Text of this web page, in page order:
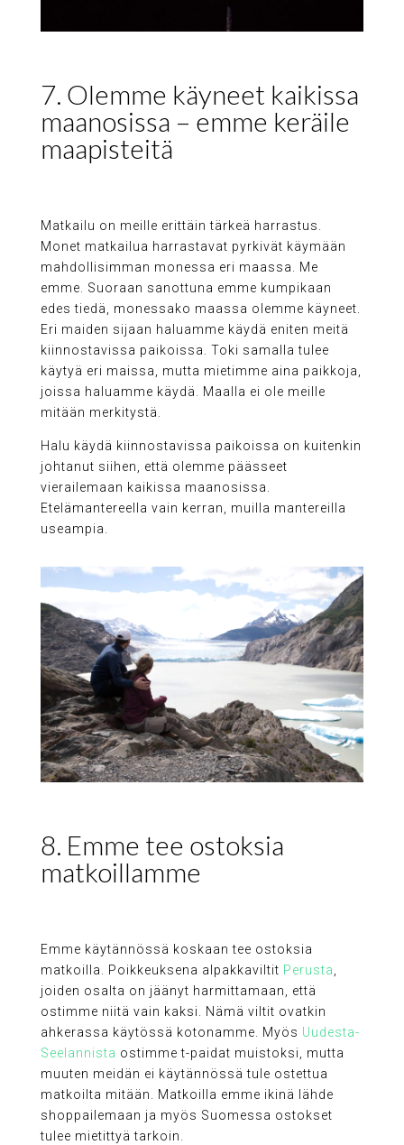
7. Olemme käyneet kaikissa
maanosissa – emme keräile
maapisteitä
Matkailu on meille erittäin tärkeä harrastus.
Monet matkailua harrastavat pyrkivät käymään
mahdollisimman monessa eri maassa. Me
emme. Suoraan sanottuna emme kumpikaan
edes tiedä, monessako maassa olemme käyneet.
Eri maiden sijaan haluamme käydä eniten meitä
kiinnostavissa paikoissa. Toki samalla tulee
käytyä eri maissa, mutta mietimme aina paikkoja,
joissa haluamme käydä. Maalla ei ole meille
mitään merkitystä.
Halu käydä kiinnostavissa paikoissa on kuitenkin
johtanut siihen, että olemme päässeet
vierailemaan kaikissa maanosissa.
Etelämantereella vain kerran, muilla mantereilla
useampia.
8. Emme tee ostoksia
matkoillamme
Emme käytännössä koskaan tee ostoksia
matkoilla. Poikkeuksena alpakkaviltit Perusta,
joiden osalta on jäänyt harmittamaan, että
ostimme niitä vain kaksi. Nämä viltit ovatkin
ahkerassa käytössä kotonamme. Myös Uudesta-
Seelannista ostimme t-paidat muistoksi, mutta
muuten meidän ei käytännössä tule ostettua
matkoilta mitään. Matkoilla emme ikinä lähde
shoppailemaan ja myös Suomessa ostokset
tulee mietittyä tarkoin.